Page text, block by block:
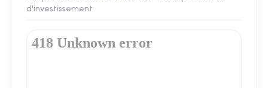
d'investissement